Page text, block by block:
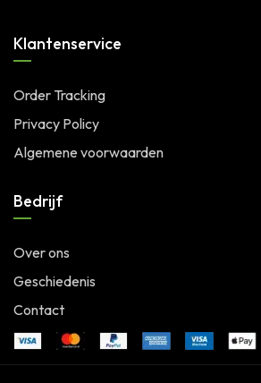
Klantenservice
Order Tracking
Privacy Policy
Algemene voorwaarden
Bedrijf
Over ons
Geschiedenis
Contact